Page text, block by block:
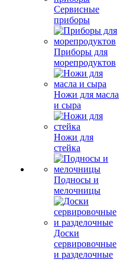
Сервисные
приборы
Приборы для
морепродуктов
Ножи для масла
и сыра
Ножи для
стейка
Подносы и
мелочницы
Доски
сервировочные
и разделочные